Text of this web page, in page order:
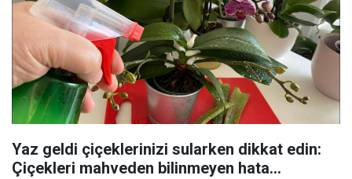
Yaz geldi çiçeklerinizi sularken dikkat edin:
Çiçekleri mahveden bilinmeyen hata...